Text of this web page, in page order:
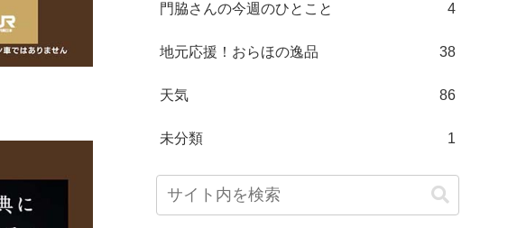
門脇さんの今週のひとこと 4
地元応援！おらほの逸品 38
天気 86
未分類 1